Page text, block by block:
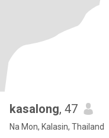
kasalong, 47
Na Mon, Kalasin, Thailand